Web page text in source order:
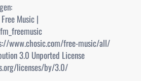
Music |
www.chosic.com/free-music/all/
3.0 Unported License
licenses/by/3.0/